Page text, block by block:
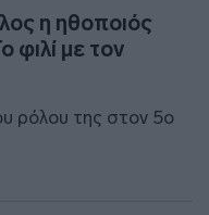
η ηθοποιός
φιλί με τον
ρόλου της στον 5ο